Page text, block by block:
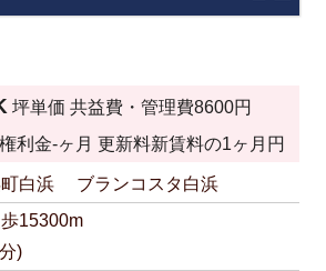
坪単価 共益費・管理費8600円
権利金-ヶ月 更新料新賃料の1ヶ月円
町白浜 ブランコスタ白浜
15300m
)